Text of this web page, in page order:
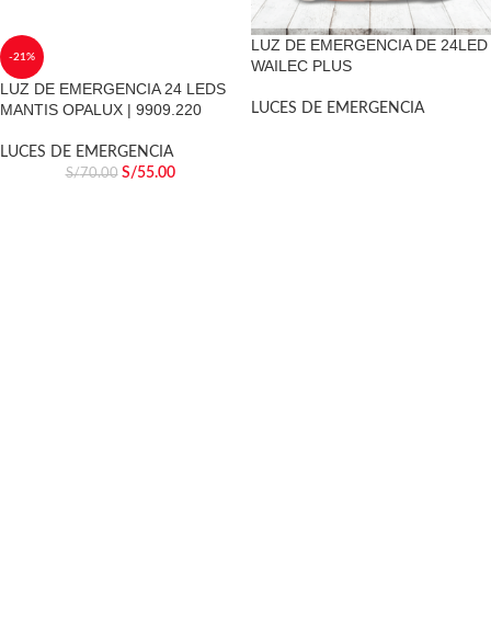
-21%
LUZ DE EMERGENCIA 24 LEDS
MANTIS OPALUX | 9909.220
LUCES DE EMERGENCIA
S/70.00 S/55.00
LUZ DE EMERGENCIA DE 24LED
WAILEC PLUS
LUCES DE EMERGENCIA